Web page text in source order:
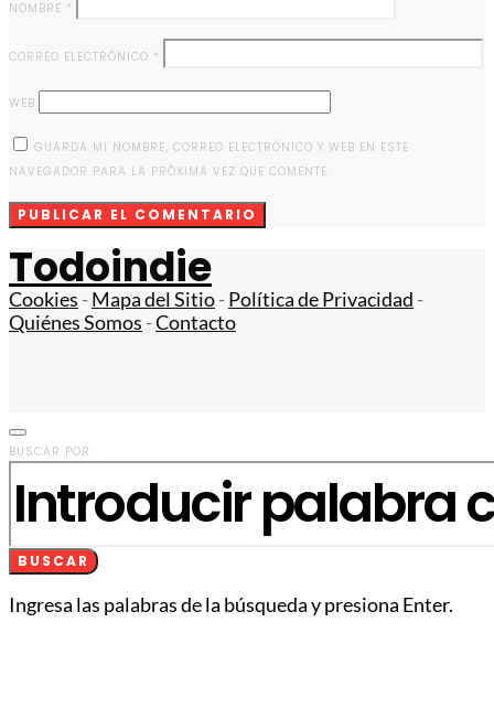
NOMBRE *
CORREO ELECTRÓNICO *
WEB
GUARDA MI NOMBRE, CORREO ELECTRÓNICO Y WEB EN ESTE
NAVEGADOR PARA LA PRÓXIMA VEZ QUE COMENTE.
Todoindie
Cookies -Mapa del Sitio-Política de Privacidad -
Quiénes Somos -Contacto
BUSCAR POR:
BUSCAR
Ingresa las palabras de la búsqueda y presiona Enter.